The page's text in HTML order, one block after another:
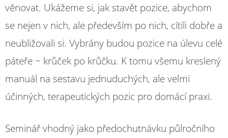
věnovat. Ukážeme si, jak stavět pozice, abychom
se nejen v nich, ale především po nich, cítili dobře a
neubližovali si. Vybrány budou pozice na úlevu celé
páteře ~ krůček po krůčku. K tomu všemu kreslený
manuál na sestavu jednuduchých, ale velmi
účinných, terapeutických pozic pro domácí praxi.
Seminář vhodný jako předochutnávku půlročního